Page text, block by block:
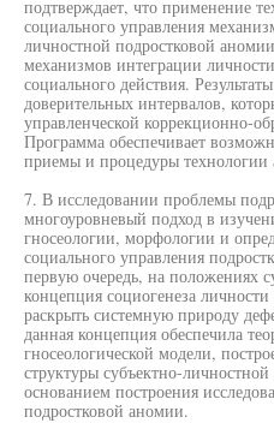
подтверждает, что применение
социального управления
личностной подростковой
механизмов интеграции
социального действия.
доверительных интервалов,
управленческой коррекционно-
Программа обеспечивает
приемы и процедуры технологии
7. В исследовании проблемы
многоуровневый подход в
гносеологии, морфологии и
социального управления
первую очередь, на положениях
концепция социогенеза
раскрыть системную природу
данная концепция обеспечила
гносеологической модели,
структуры субъектно-
основанием построения
подростковой аномии.